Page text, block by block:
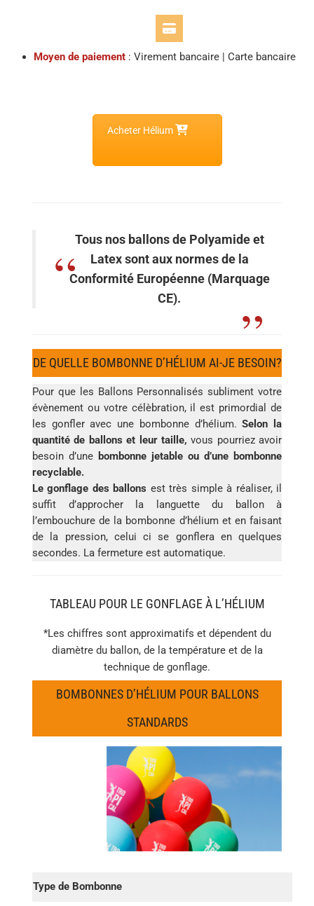
Moyen de paiement : Virement bancaire | Carte bancaire
Acheter Hélium
Tous nos ballons de Polyamide et
Latex sont aux normes de la
Conformité Européenne (Marquage
CE).
DE QUELLE BOMBONNE D’HÉLIUM AI-JE BESOIN?
Pour que les Ballons Personnalisés subliment votre
évènement ou votre célèbration, il est primordial de
les gonfler avec une bombonne d’hélium.Selon la
quantité de ballons et leur taille, vous pourriez avoir
besoin d’une bombonne jetable ou d’une bombonne
recyclable.
Le gonflage des ballons est très simple à réaliser, il
suffit d’approcher la languette du ballon à
l’embouchure de la bombonne d’hélium et en faisant
de la pression, celui ci se gonflera en quelques
secondes. La fermeture est automatique.
TABLEAU POUR LE GONFLAGE À L’HÉLIUM
*Les chiffres sont approximatifs et dépendent du
diamètre du ballon, de la température et de la
technique de gonflage.
BOMBONNES D’HÉLIUM POUR BALLONS
STANDARDS
Type de Bombonne